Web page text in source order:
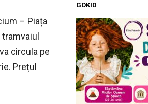
– Piața
circula pe
Prețul
GOKID